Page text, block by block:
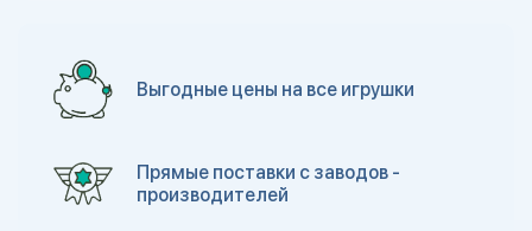
Выгодные цены на все игрушки
Прямые поставки с заводов -
производителей